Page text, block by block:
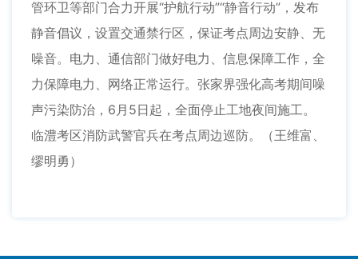
管环卫等部门合力开展“护航行动”“静音行动”，发布
静音倡议，设置交通禁行区，保证考点周边安静、无
噪音。电力、通信部门做好电力、信息保障工作，全
力保障电力、网络正常运行。张家界强化高考期间噪
声污染防治，6月5日起，全面停止工地夜间施工。
临澧考区消防武警官兵在考点周边巡防。（王维富、
缪明勇）